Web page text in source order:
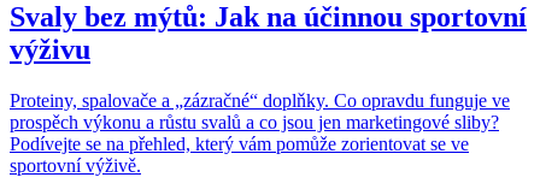
Svaly bez mýtů: Jak na účinnou sportovní
výživu
Proteiny, spalovače a „zázračné“ doplňky. Co opravdu funguje ve
prospěch výkonu a růstu svalů a co jsou jen marketingové sliby?
Podívejte se na přehled, který vám pomůže zorientovat se ve
sportovní výživě.